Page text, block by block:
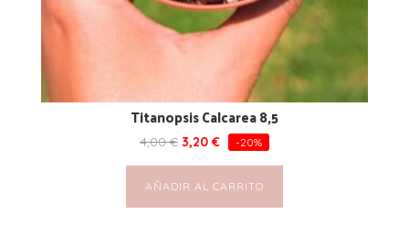
Titanopsis Calcarea 8,5
4,00€ 3,20 € -20%
AÑADIR AL CARRITO